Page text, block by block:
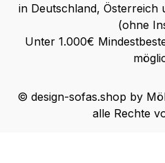
in Deutschland, Österreich
(ohne
Unter 1.000€
© design-sofas.shop by
alle Rechte